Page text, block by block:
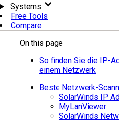
Systems
Free Tools
Compare
On this page
So finden Sie die IP-
einem Netzwerk
Beste Netzwerk-
SolarWinds IP
MyLanViewer
SolarWinds